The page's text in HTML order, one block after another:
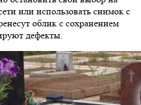
или использовать снимок с
облик с сохранением
дефекты.